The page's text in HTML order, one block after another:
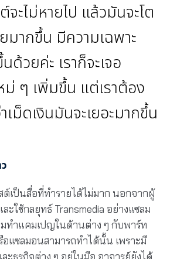
ะไม่หายไป แล้วมันจะโต
มากขึ้น มีความเฉพาะ
ด้วยค่ะ เราก็จะเจอ
ม่ ๆ เพิ่มขึ้น แต่เราต้อง
เม็ดเงินมันจะเยอะมากขึ้น
เป็นสื่อที่ทำรายได้ไม่มาก นอกจากผู้
ะใช้กลยุทธ์ Transmedia อย่างแซลม
มทำแคมเปญในด้านต่าง ๆ กับพาร์ท
อแซลมอนสามารถทำได้นั้น เพราะมี
ธุรกิจต่าง ๆ อยู่ในมือ อาจารย์ยังได้